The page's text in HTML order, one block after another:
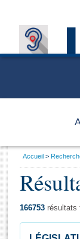
Vous
Accueil
166753 résultats